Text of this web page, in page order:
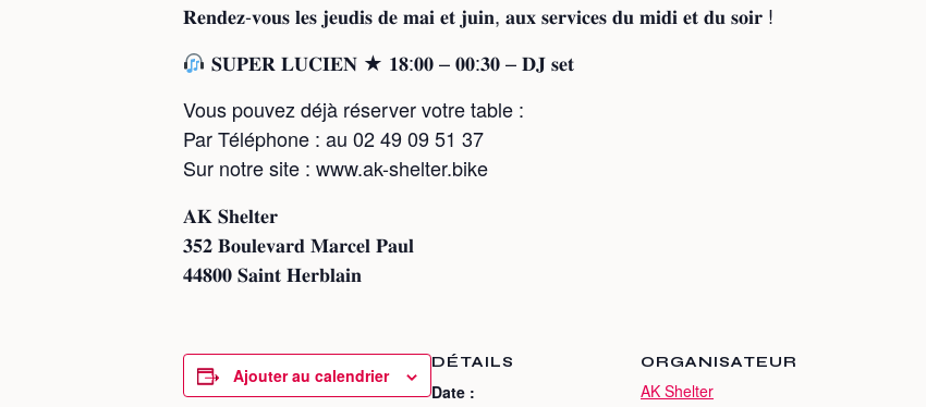
𝐑𝐞𝐧𝐝𝐞𝐳-𝐯𝐨𝐮𝐬 𝐥𝐞𝐬 𝐣𝐞𝐮𝐝𝐢𝐬 𝐝𝐞 𝐦𝐚𝐢 𝐞𝐭 𝐣𝐮𝐢𝐧, 𝐚𝐮𝐱 𝐬𝐞𝐫𝐯𝐢𝐜𝐞𝐬 𝐝𝐮 𝐦𝐢𝐝𝐢 𝐞𝐭 𝐝𝐮 𝐬𝐨𝐢𝐫 !
𝐒𝐔𝐏𝐄𝐑 𝐋𝐔𝐂𝐈𝐄𝐍 ★ 𝟏𝟖:𝟎𝟎 – 𝟎𝟎:𝟑𝟎 – 𝐃𝐉 𝐬𝐞𝐭
Vous pouvez déjà réserver votre table :
Par Téléphone : au 02 49 09 51 37
Sur notre site : www.ak-shelter.bike
𝐀𝐊 𝐒𝐡𝐞𝐥𝐭𝐞𝐫
𝟑𝟓𝟐 𝐁𝐨𝐮𝐥𝐞𝐯𝐚𝐫𝐝 𝐌𝐚𝐫𝐜𝐞𝐥 𝐏𝐚𝐮𝐥
𝟒𝟒𝟖𝟎𝟎 𝐒𝐚𝐢𝐧𝐭 𝐇𝐞𝐫𝐛𝐥𝐚𝐢𝐧
Ajouter au calendrier
DÉTAILS
Date :
ORGANISATEUR
AK Shelter